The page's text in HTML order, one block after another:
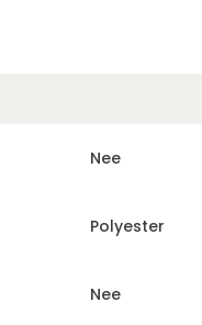
Nee
Polyester
Nee